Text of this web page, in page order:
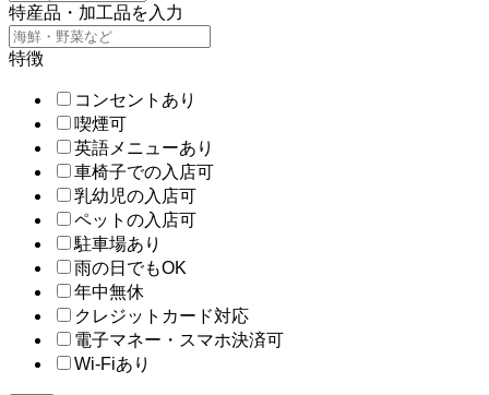
特産品・加工品を入力
特徴
コンセントあり
喫煙可
英語メニューあり
車椅子での入店可
乳幼児の入店可
ペットの入店可
駐車場あり
雨の日でもOK
年中無休
クレジットカード対応
電子マネー・スマホ決済可
Wi-Fiあり